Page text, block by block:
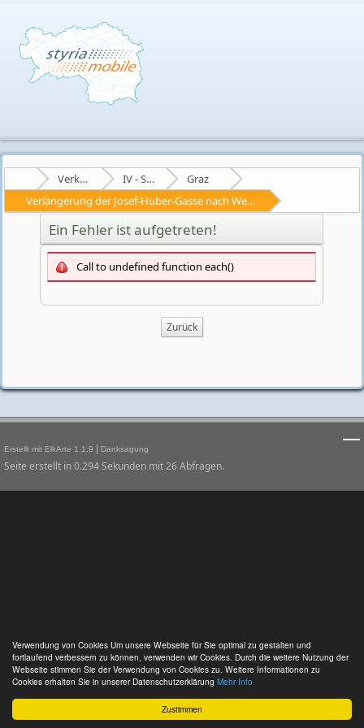
Zustimmen
Verwendung von Cookies Um unsere Webseite für Sie optimal zu gestalten und
fortlaufend verbessern zu können, verwenden wir Cookies. Durch die weitere Nutzung der
Webseite stimmen Sie der Verwendung von Cookies zu. Weitere Informationen zu
Cookies erhalten Sie in unserer Datenschutzerklärung Mehr Info
Verkehr IV - Straßenverkehr
Graz
Verlängerung der Josef-Huber-Gasse nach Westen (Bahnunterführung)
Ein Fehler ist aufgetreten!
Call to undefined function each()
Zurück
Erstellt mit ElkArte 1.1.9 | Danksagung
Seite erstellt in 0.294 Sekunden mit 26 Abfragen.